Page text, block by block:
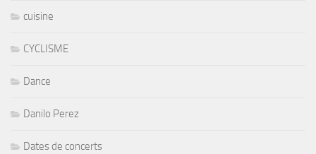
cuisine
CYCLISME
Dance
Danilo Perez
Dates de concerts